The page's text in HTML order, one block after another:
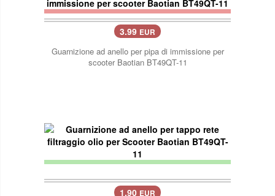
3.99 EUR
Guarnizione ad anello per pipa di immissione per
scooter Baotian BT49QT-11
1.90 EUR